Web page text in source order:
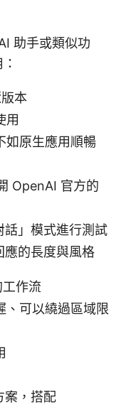
助手或類似功
本
用
如原生應用順暢
OpenAI 官方的
話」模式進行測試
應的長度與風格
作流
、可以繞過區域限
案，搭配